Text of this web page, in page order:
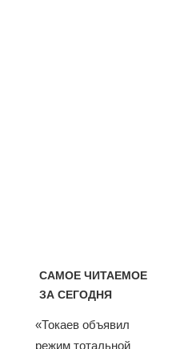
САМОЕ ЧИТАЕМОЕ
ЗА СЕГОДНЯ
«Токаев объявил
режим тотальной